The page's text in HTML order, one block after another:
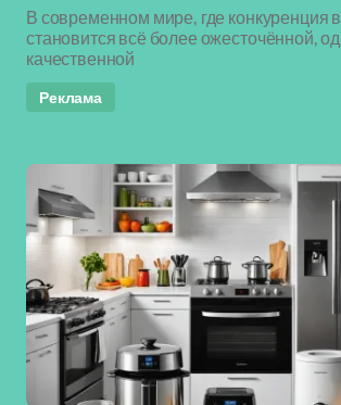
В современном мире, где конкуренция
становится всё более ожесточённой,
качественной
Реклама